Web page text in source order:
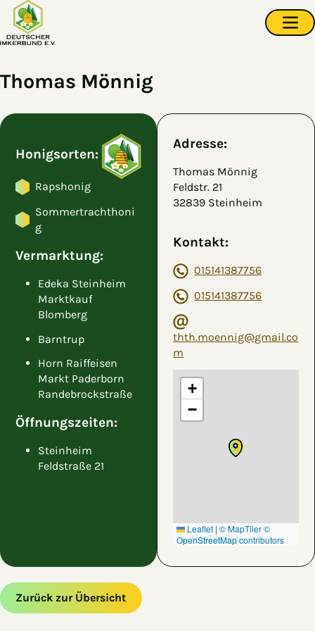
Zum Hauptinhalt springen
Thomas Mönnig
Honigsorten:
Rapshonig
Sommertrachthoni
g
Vermarktung:
Edeka Steinheim
Marktkauf
Blomberg
Barntrup
Horn Raiffeisen
Markt Paderborn
Randebrockstraße
Öffnungszeiten:
Steinheim
Feldstraße 21
Adresse:
Thomas Mönnig
Feldstr. 21
32839 Steinheim
Kontakt:
015141387756
015141387756
thth.moennig@gmail.co
m
+
−
Leaflet | © MapTiler©
OpenStreetMap contributors
Zurück zur Übersicht